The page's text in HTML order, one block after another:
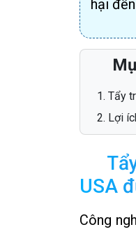
hại
Tẩy
Lợi
USA
Công